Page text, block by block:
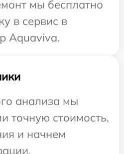
мы бесплатно
в сервис в
Aquaviva.
анализа мы
точную стоимость,
и начнем